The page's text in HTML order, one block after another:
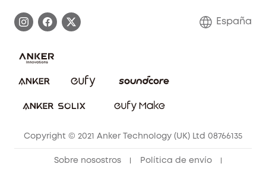
Sistemas de Alarma
Explorar todo
Preguntas frecuentes sobre pedidos
Portal web de seguridad
Conviértete en afiliado
España
Copyright © 2021 Anker Technology (UK) Ltd 08766135
Sobre nosostros Política de envío